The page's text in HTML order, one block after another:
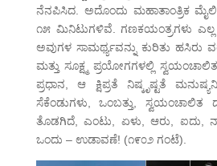
ನೆನಪಿಸಿದ. ಅದೊಂದು ಮಹಾತಾಂತ್ರಿಕ
೧೫ ಮಿನಿಟುಗಳಿವೆ. ಗಣಕಯಂತ್ರಗಳು ಎಲ್ಲ
ಅವುಗಳ ಸಾಮರ್ಥ್ಯವನ್ನು ಕುರಿತು ಹಸಿರು
ಮತ್ತು ಸೂಕ್ಷ್ಮ ಪ್ರಯೋಗಗಳಲ್ಲಿ
ಪ್ರಧಾನ, ಆ ಕ್ಷಿಪ್ರತೆ ನಿಷ್ಕೃಷ್ಟತೆ
ಸೆಕೆಂಡುಗಳು, ಒಂಬತ್ತು,
ತೊಡಗಿದೆ, ಎಂಟು, ಏಳು, ಆರು, ಐದು,
ಒಂದು – ಉಡಾವಣೆ! (೧೯೦೨ ಗಂಟೆ).